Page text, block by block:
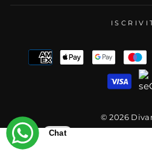
© 2026
Chat